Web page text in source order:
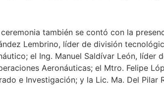
ceremonia también se contó con la
Lembrino, líder de división
el Ing. Manuel Saldívar León, líder
Aeronáuticas; el Mtro. Felipe
e Investigación; y la Lic. Ma. Del